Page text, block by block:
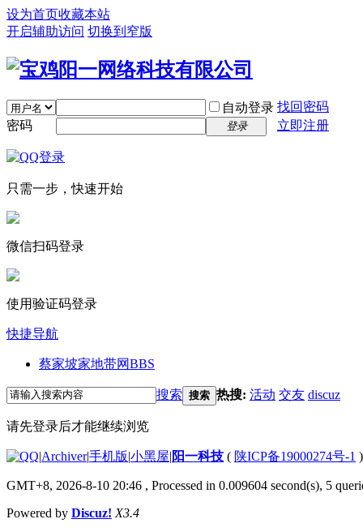
设为首页收藏本站
开启辅助访问 切换到窄版
自动登录 找回密码
密码
登录 立即注册
只需一步，快速开始
微信扫码登录
使用验证码登录
快捷导航
蔡家坡家地带网BBS
搜索 搜索 热搜: 活动 交友 discuz
请先登录后才能继续浏览
|Archiver|手机版|小黑屋| 阳一科技 ( 陕ICP备19000274号-1 )
GMT+8, 2026-8-10 20:46 , Processed in 0.009604 second(s), 5
Powered by Discuz! X3.4